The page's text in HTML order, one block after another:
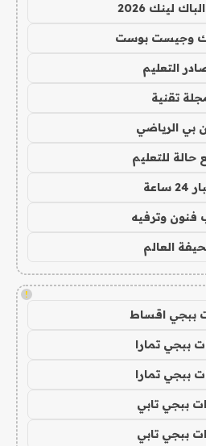
لينك 2026
وجيست بوست
التعليم
تقنية
بي الرياضي
حالة للتعليم
ساعة
فنون وترفيه
العالم
!
ببجي اقساط
ببجي تمارا
ببجي تمارا
ببجي تابي
ببجي تابي